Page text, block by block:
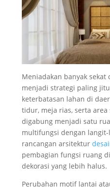
Meniadakan banyak
menjadi strategi paling
keterbatasan lahan di
tidur, meja rias, serta
digabung menjadi satu
multifungsi dengan
rancangan arsitektur
pembagian fungsi ruang
dekorasi yang lebih halus.
Perubahan motif lantai